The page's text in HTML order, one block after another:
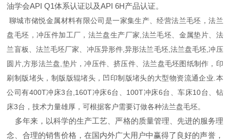
油学会API Q1体系认证以及API 6H产品认证。
聊城市储悦金属材料有限公司是一家集生产、经营法兰毛坯，法兰
盘毛坯，冲压件加工厂，法兰盘生产厂家,法兰毛坯、金属垫片、法
兰盲板、法兰毛坯厂家、冲压异形件,异形法兰毛坯,法兰盘毛坯,冲压
圆片,方形法兰盘,垫片，冲压件、挤压件、法兰盘毛坯图纸制作，印
刷制版堵头，制版版辊堵头，凹印制版堵头的大型物资流通企业.本
公司有400T冲床3台,160T冲床6台、100T冲床6台、车床10台、钻
床3台，技术力量雄厚，可根据客户需要订做各种法兰盘毛坯。
多年来，以科学的生产工艺、严格的质量管理、先进的服务理
念、合理的销售价格，在国内外广大用户中赢得了良好的声誉，